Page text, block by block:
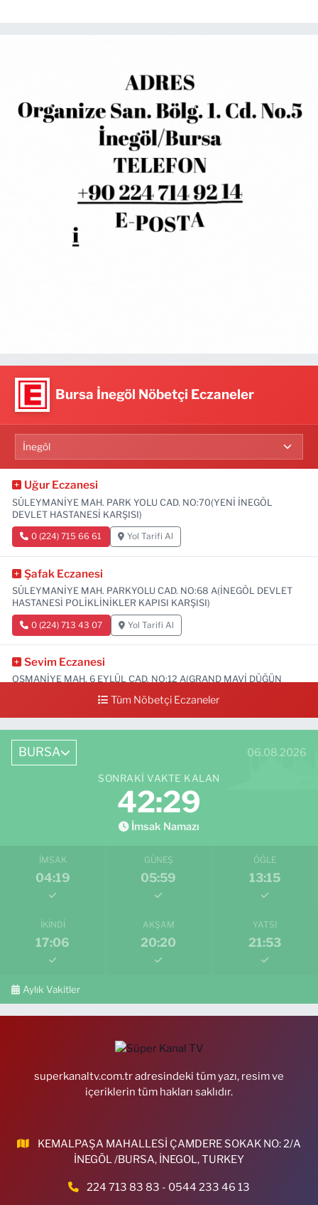
Bursa İnegöl Nöbetçi Eczaneler
Uğur Eczanesi
SÜLEYMANİYE MAH. PARK YOLU CAD. NO:70(YENİ İNEGÖL
DEVLET HASTANESİ KARŞISI)
0 (224) 715 66 61 Yol Tarifi Al
Şafak Eczanesi
SÜLEYMANİYE MAH. PARKYOLU CAD. NO:68 A(İNEGÖL DEVLET
HASTANESİ POLİKLİNİKLER KAPISI KARŞISI)
0 (224) 713 43 07 Yol Tarifi Al
Sevim Eczanesi
OSMANİYE MAH. 6 EYLÜL CAD. NO:12 A(GRAND MAVİ DÜĞÜN
Tüm Nöbetçi Eczaneler
BURSA 06.08.2026
SONRAKI VAKTE KALAN
42:28
İmsak Namazı
İMSAK
04:19
GÜNEŞ
05:59
ÖĞLE
13:15
İKINDI
17:06
AKŞAM
20:20
YATSI
21:53
Aylık Vakitler
superkanaltv.com.tr adresindeki tüm yazı, resim ve
içeriklerin tüm hakları saklıdır.
KEMALPAŞA MAHALLESİ ÇAMDERE SOKAK NO: 2/A
İNEGÖL /BURSA, İNEGOL, TURKEY
224 713 83 83 - 0544 233 46 13